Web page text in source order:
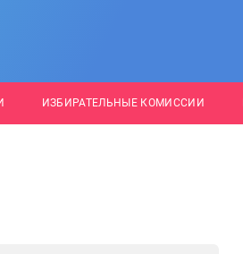
ИЗБИРАТЕЛЬНЫЕ КОМИССИИ